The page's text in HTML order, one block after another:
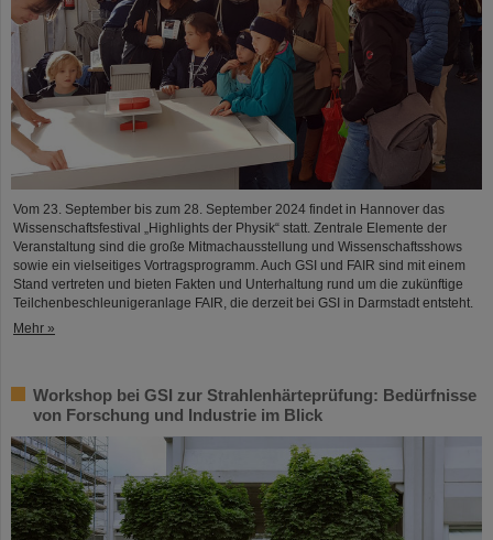
Vom 23. September bis zum 28. September 2024 findet in Hannover das
Wissenschaftsfestival „Highlights der Physik“ statt. Zentrale Elemente der
Veranstaltung sind die große Mitmachausstellung und Wissenschaftsshows
sowie ein vielseitiges Vortragsprogramm. Auch GSI und FAIR sind mit einem
Stand vertreten und bieten Fakten und Unterhaltung rund um die zukünftige
Teilchenbeschleunigeranlage FAIR, die derzeit bei GSI in Darmstadt entsteht.
Mehr »
Workshop bei GSI zur Strahlenhärteprüfung: Bedürfnisse
von Forschung und Industrie im Blick